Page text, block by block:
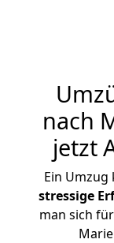
nach
jetzt
Ein
stressige
man sich